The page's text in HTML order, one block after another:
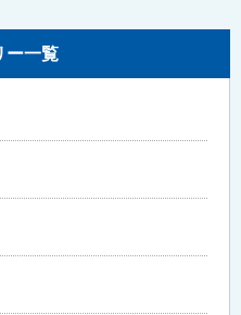
ー一覧